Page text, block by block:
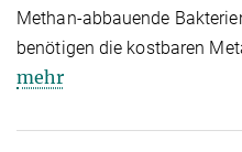
Methan-abbauende
benötigen die kostbaren
mehr